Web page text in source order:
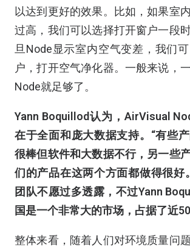
以达到更好的效果。比如，如果室
过高，我们可以选择打开窗户一段
旦Node显示室内空气变差，我们
户，打开空气净化器。一般来说，
Node就足够了。
Yann Boquillod认为，AirVisual
在于全面和庞大数据支持。“有些
很棒但软件和大数据不行，另一些
们的产品在这两个方面都做得很好
团队不愿过多透露，不过Yann
国是一个非常大的市场，占据了近
整体来看，随着人们对环境质量问